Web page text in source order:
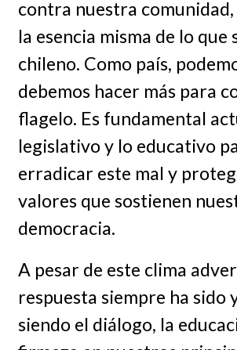
contra nuestra
la esencia misma de lo que
chileno. Como país,
debemos hacer más para
flagelo. Es fundamental
legislativo y lo educativo
erradicar este mal y
valores que sostienen
democracia.
A pesar de este clima
respuesta siempre ha sido
siendo el diálogo, la